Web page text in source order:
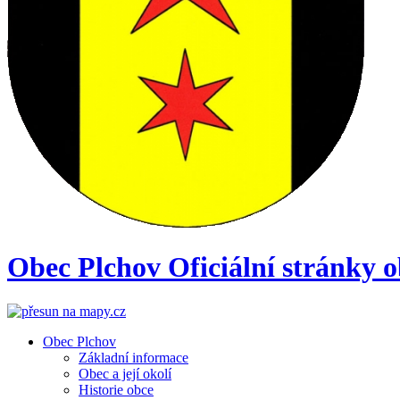
Obec Plchov Oficiální stránky
Obec Plchov
Základní informace
Obec a její okolí
Historie obce